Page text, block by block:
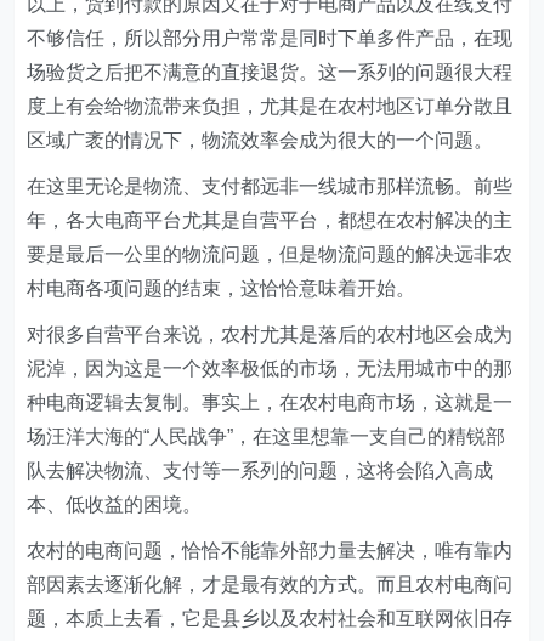
以上，货到付款的原因又在于对于电商产品以及在线支付
不够信任，所以部分用户常常是同时下单多件产品，在现
场验货之后把不满意的直接退货。这一系列的问题很大程
度上有会给物流带来负担，尤其是在农村地区订单分散且
区域广袤的情况下，物流效率会成为很大的一个问题。
在这里无论是物流、支付都远非一线城市那样流畅。前些
年，各大电商平台尤其是自营平台，都想在农村解决的主
要是最后一公里的物流问题，但是物流问题的解决远非农
村电商各项问题的结束，这恰恰意味着开始。
对很多自营平台来说，农村尤其是落后的农村地区会成为
泥淖，因为这是一个效率极低的市场，无法用城市中的那
种电商逻辑去复制。事实上，在农村电商市场，这就是一
场汪洋大海的“人民战争”，在这里想靠一支自己的精锐部
队去解决物流、支付等一系列的问题，这将会陷入高成
本、低收益的困境。
农村的电商问题，恰恰不能靠外部力量去解决，唯有靠内
部因素去逐渐化解，才是最有效的方式。而且农村电商问
题，本质上去看，它是县乡以及农村社会和互联网依旧存